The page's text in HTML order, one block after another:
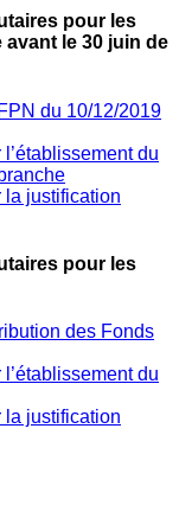
pour les
avant le 30 juin de
du 10/12/2019
du
la justification
pour les
des Fonds
du
la justification